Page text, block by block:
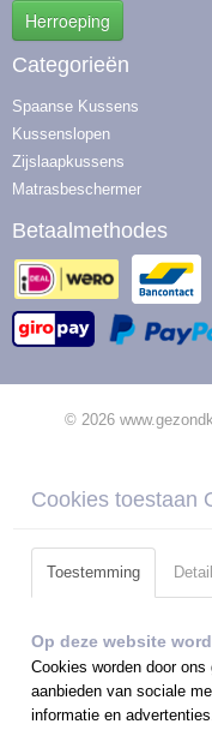
Herroeping
Categorieën
Spaanse Kussens
Kussenslopen
Zijslaapkussens
Matrasbeschermer
Betaalmethodes
© 2026
Cookies toestaan
Toestemming
Op deze website
Cookies worden door
aanbieden van sociale
informatie en